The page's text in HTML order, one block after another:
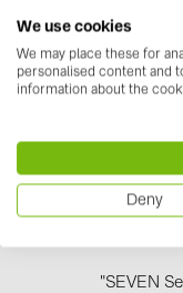
Datu
3S-
"SEVEN
We use cookies
We may place these for
personalised content and
information about the
Deny